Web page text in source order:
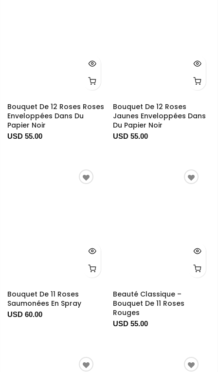
Bouquet De 12 Roses Roses
Enveloppées Dans Du
Papier Noir
USD 55.00
Bouquet De 12 Roses
Jaunes Enveloppées Dans
Du Papier Noir
USD 55.00
Bouquet De 11 Roses
Saumonées En Spray
USD 60.00
Beauté Classique –
Bouquet De 11 Roses
Rouges
USD 55.00